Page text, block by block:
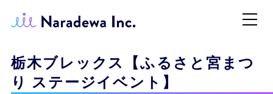
栃木ブレックス【ふるさと宮まつ
り ステージイベント】